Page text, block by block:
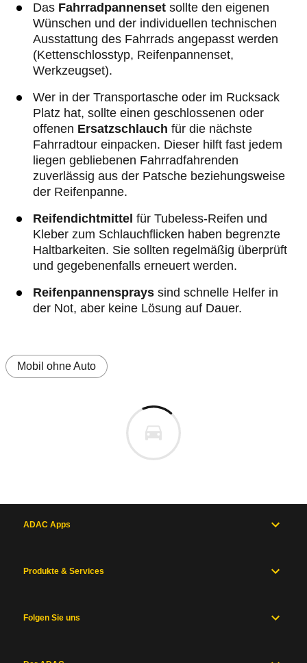
Das Fahrradpannenset sollte den eigenen
Wünschen und der individuellen technischen
Ausstattung des Fahrrads angepasst werden
(Kettenschlosstyp, Reifenpannenset,
Werkzeugset).
Wer in der Transportasche oder im Rucksack
Platz hat, sollte einen geschlossenen oder
offenen Ersatzschlauch für die nächste
Fahrradtour einpacken. Dieser hilft fast jedem
liegen gebliebenen Fahrradfahrenden
zuverlässig aus der Patsche beziehungsweise
der Reifenpanne.
Reifendichtmittel für Tubeless-Reifen und
Kleber zum Schlauchflicken haben begrenzte
Haltbarkeiten. Sie sollten regelmäßig überprüft
und gegebenenfalls erneuert werden.
Reifenpannensprays sind schnelle Helfer in
der Not, aber keine Lösung auf Dauer.
Mobil ohne Auto
ADAC Apps
Produkte & Services
Folgen Sie uns